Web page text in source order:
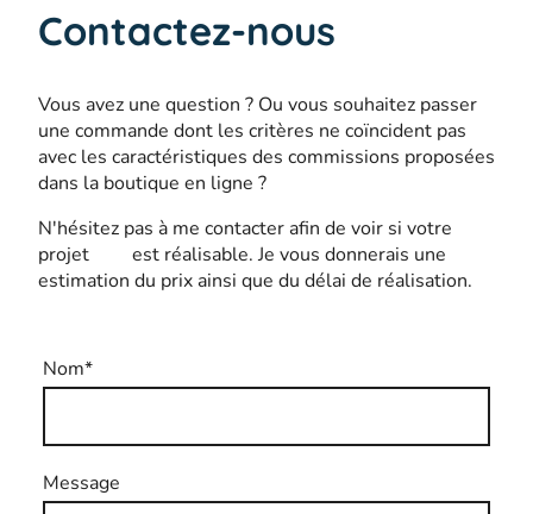
Contactez-nous
Vous avez une question ? Ou vous souhaitez passer
une commande dont les critères ne coïncident pas
avec les caractéristiques des commissions proposées
dans la boutique en ligne ?
N'hésitez pas à me contacter afin de voir si votre
projet est réalisable. Je vous donnerais une
estimation du prix ainsi que du délai de réalisation.
Nom*
Message